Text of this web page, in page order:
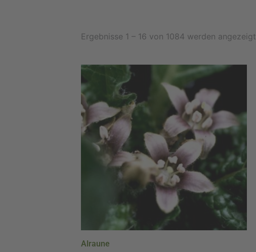
Ergebnisse 1 – 16 von 1084 werden angezeigt
Alraune